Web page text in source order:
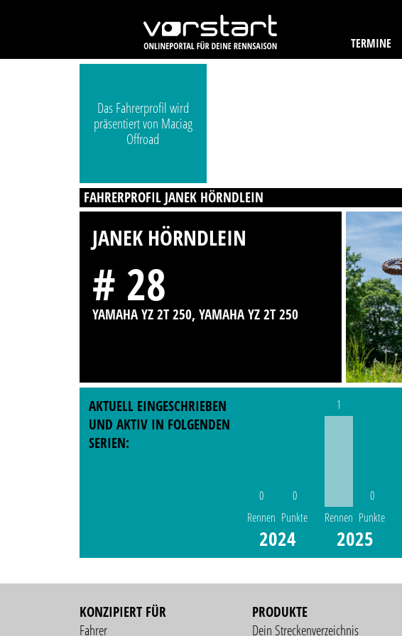
TERMINE
Das Fahrerprofil wird
präsentiert von Maciag
Offroad
FAHRERPROFIL JANEK HÖRNDLEIN
JANEK HÖRNDLEIN
# 28
YAMAHA YZ 2T 250, YAMAHA YZ 2T 250
AKTUELL EINGESCHRIEBEN
UND AKTIV IN FOLGENDEN
SERIEN:
0
Rennen
0
Punkte
2024
1
Rennen
0
Punkte
2025
KONZIPIERT FÜR
Fahrer
PRODUKTE
Dein Streckenverzeichnis